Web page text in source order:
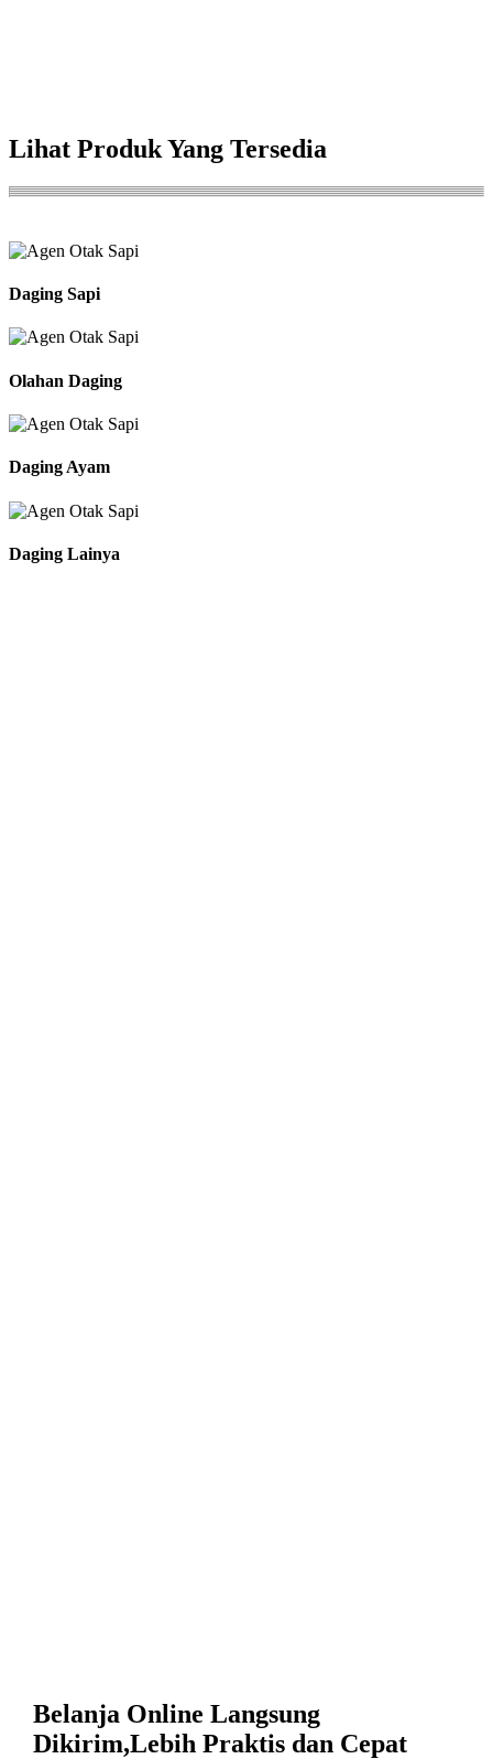
Lihat Produk Yang Tersedia
Daging Sapi
Olahan Daging
Daging Ayam
Daging Lainya
Belanja Online Langsung
Dikirim,Lebih Praktis dan Cepat